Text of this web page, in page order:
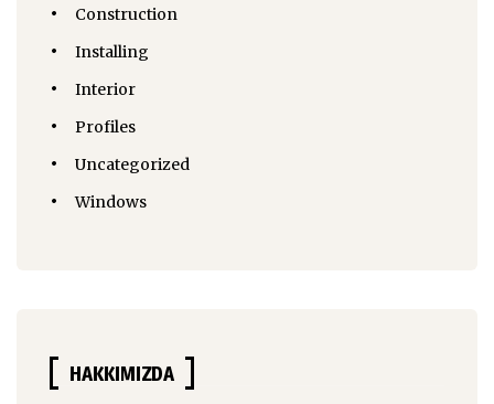
Construction
Installing
Interior
Profiles
Uncategorized
Windows
HAKKIMIZDA